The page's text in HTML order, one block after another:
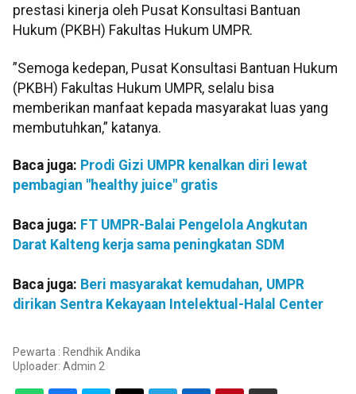
prestasi kinerja oleh Pusat Konsultasi Bantuan
Hukum (PKBH) Fakultas Hukum UMPR.
”Semoga kedepan, Pusat Konsultasi Bantuan Hukum
(PKBH) Fakultas Hukum UMPR, selalu bisa
memberikan manfaat kepada masyarakat luas yang
membutuhkan,” katanya.
Baca juga: Prodi Gizi UMPR kenalkan diri lewat
pembagian "healthy juice" gratis
Baca juga: FT UMPR-Balai Pengelola Angkutan
Darat Kalteng kerja sama peningkatan SDM
Baca juga: Beri masyarakat kemudahan, UMPR
dirikan Sentra Kekayaan Intelektual-Halal Center
Pewarta : Rendhik Andika
Uploader: Admin 2